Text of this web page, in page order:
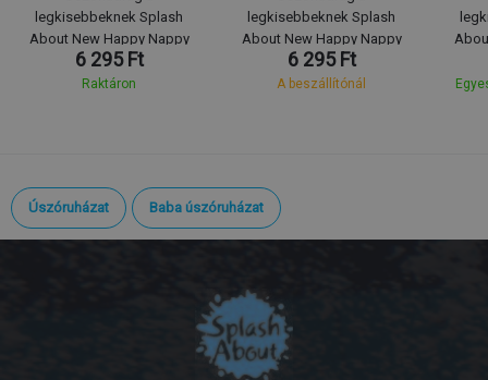
legkisebbeknek Splash
About New Happy Nappy
Noah's Ark
6 295 Ft
Raktáron
legkisebbeknek Splash
About New Happy Nappy
Little Ducks
6 295 Ft
A beszállítónál
Úszóruházat Baba úszóruházat